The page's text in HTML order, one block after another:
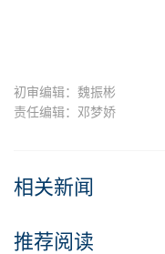
初审编辑：魏振彬
责任编辑：邓梦娇
相关新闻
推荐阅读